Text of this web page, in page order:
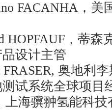
FACANHA，美
，蒂森
设计主管
奥地利李
试系统全球项目
海骥翀氢能科技